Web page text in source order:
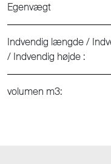
Egenvægt
Indvendig længde /
/ Indvendig højde :
volumen m3: